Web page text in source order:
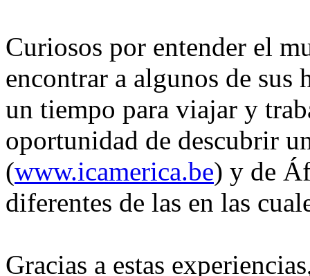
Curiosos por entender el
encontrar a algunos de sus
un tiempo para viajar y
oportunidad de descubrir
(www.icamerica.be) y de
diferentes de las en las
Gracias a estas